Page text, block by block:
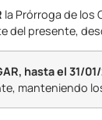
la Prórroga de los
del presente,
hasta el 31/
manteniendo